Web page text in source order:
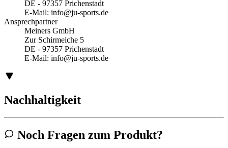
DE - 97357 Prichenstadt
E-Mail: info@ju-sports.de
Ansprechpartner
Meiners GmbH
Zur Schirmeiche 5
DE - 97357 Prichenstadt
E-Mail: info@ju-sports.de
Nachhaltigkeit
Noch Fragen zum Produkt?